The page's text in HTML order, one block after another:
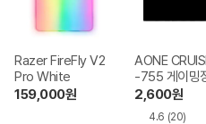
Razer FireFly V2
Pro White
159,000원
AONE
-755 게이밍
드
2,600원
4.6 (20)